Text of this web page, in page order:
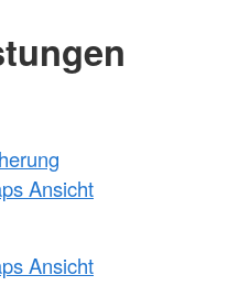
Ansicht
Ansicht